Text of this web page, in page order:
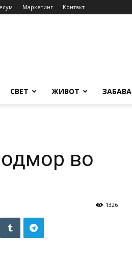
Маркетинг Контакт
СВЕТ ЖИВОТ ЗАБАВА
одмор во
1326